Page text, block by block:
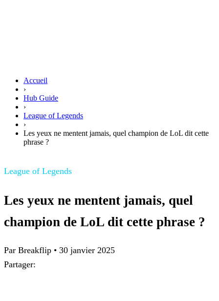
Accueil
›
Hub Guide
›
League of Legends
›
Les yeux ne mentent jamais, quel champion de LoL dit cette
phrase ?
League of Legends
Les yeux ne mentent jamais, quel
champion de LoL dit cette phrase ?
Par Breakflip • 30 janvier 2025
Partager: